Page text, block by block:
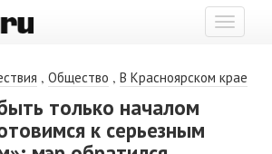
Показать
меню
, Общество , В Красноярском крае
только началом
к серьезным